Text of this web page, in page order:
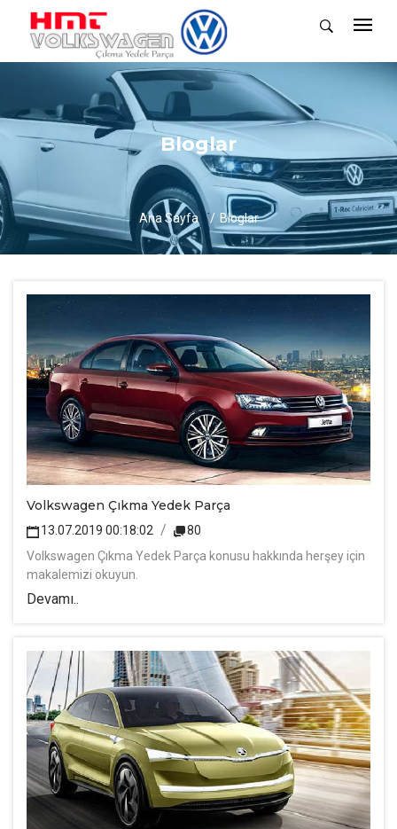
Bloglar
Ana Sayfa Bloglar
Volkswagen Çıkma Yedek Parça
13.07.2019 00:18:02
80
Volkswagen Çıkma Yedek Parça konusu hakkında herşey için
makalemizi okuyun.
Devamı..